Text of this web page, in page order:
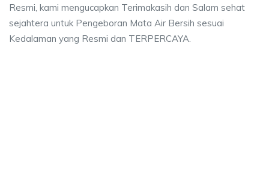
Resmi, kami mengucapkan Terimakasih dan Salam sehat
sejahtera untuk Pengeboran Mata Air Bersih sesuai
Kedalaman yang Resmi dan TERPERCAYA.